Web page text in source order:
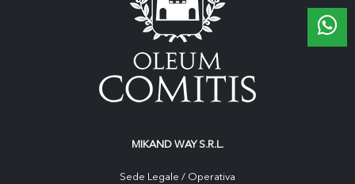
MIKAND WAY S.R.L.
Sede Legale / Operativa